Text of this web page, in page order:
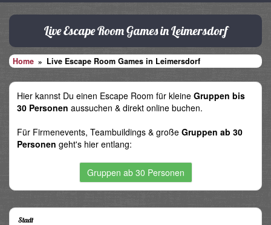
Live Escape Room Games in Leimersdorf
Home Live Escape Room Games in Leimersdorf
Hier kannst Du einen Escape Room für kleine Gruppen bis
30 Personen aussuchen & direkt online buchen.
Für Firmenevents, Teambuildings & große Gruppen ab 30
Personen geht's hier entlang:
Gruppen ab 30 Personen
Stadt